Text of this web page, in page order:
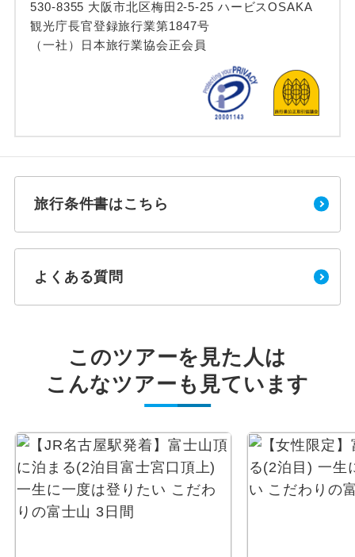
530-8355 大阪市北区梅田2-5-25 ハービスOSAKA
観光庁長官登録旅行業第1847号
（一社）日本旅行業協会正会員
旅行条件書はこちら
よくある質問
このツアーを見た人は
こんなツアーも見ています